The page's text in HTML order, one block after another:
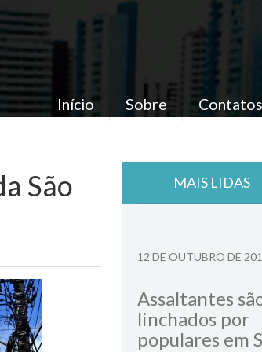
Início Sobre Contatos
São
MAIS LIDAS
12 DE OUTUBRO DE
Assaltantes
linchados por
populares em